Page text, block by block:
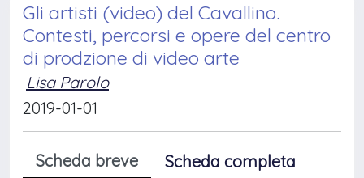
Gli artisti (video) del Cavallino.
Contesti, percorsi e opere del centro
di prodzione di video arte
Lisa Parolo
2019-01-01
Scheda breve
Scheda completa